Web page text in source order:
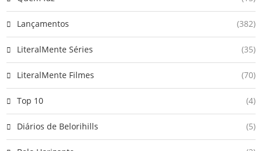
Lançamentos (382)
LiteralMente Séries (35)
LiteralMente Filmes (70)
Top 10 (4)
Diários de Belorihills (5)